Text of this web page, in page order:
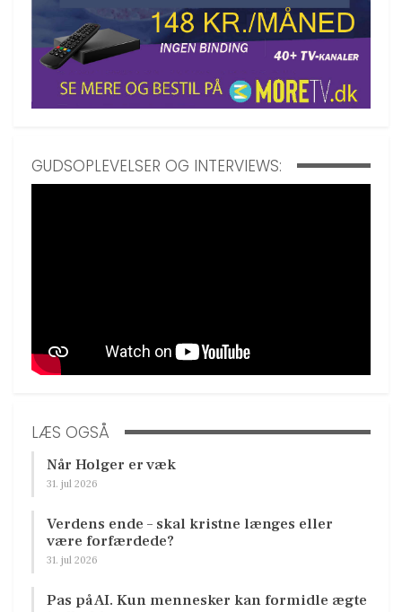
GUDSOPLEVELSER OG INTERVIEWS:
LÆS OGSÅ
Når Holger er væk
31. jul 2026
Verdens ende – skal kristne længes eller
være forfærdede?
31. jul 2026
Pas på AI. Kun mennesker kan formidle ægte